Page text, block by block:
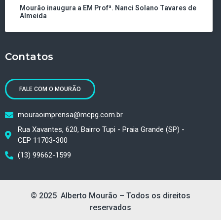
Mourão inaugura a EM Profª. Nanci Solano Tavares de
Almeida
Contatos
FALE COM O MOURÃO
mouraoimprensa@mcpg.com.br
Rua Xavantes, 620, Bairro Tupi - Praia Grande (SP) -
CEP 11703-300
(13) 99662-1599
© 2025 Alberto Mourão – Todos os direitos
reservados